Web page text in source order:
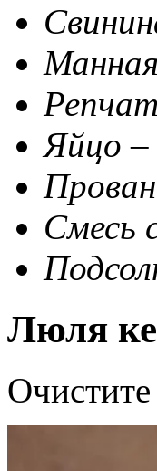
Яйцо
Смесь
Люля